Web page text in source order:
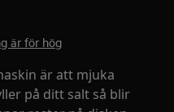
är för hög
är att mjuka
på ditt salt så blir